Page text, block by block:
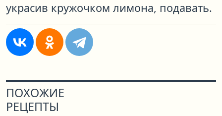
украсив кружочком лимона, подавать.
ПОХОЖИЕ
РЕЦЕПТЫ